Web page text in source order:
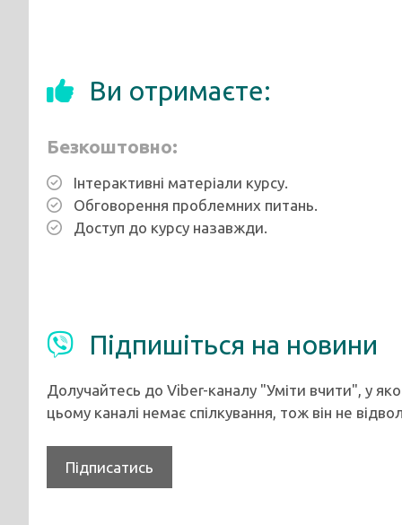
Ви отримаєте:
Безкоштовно:
Інтерактивні матеріали курсу.
Обговорення проблемних питань.
Доступ до курсу назавжди.
Підпишіться на новини
Долучайтесь до Viber-каналу "Уміти вчити", у
цьому каналі немає спілкування, тож він не
Підписатись